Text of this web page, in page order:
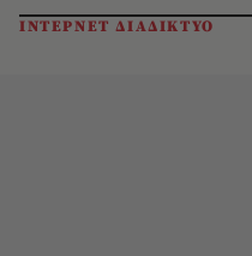
ΙΝΤΕΡΝΕΤ ΔΙΑΔΙΚΤΥΟ